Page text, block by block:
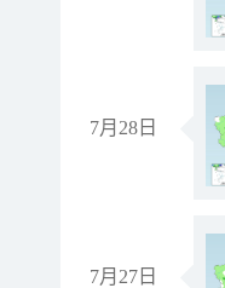
7月28日
7月27日